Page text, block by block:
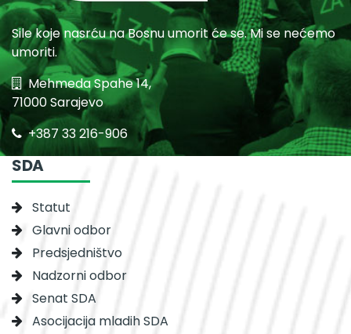
Sile koje nasrću na Bosnu umorit će se. Mi se nećemo
umoriti.
Mehmeda Spahe 14,
71000 Sarajevo
+387 33 216-906
SDA
Statut
Glavni odbor
Predsjedništvo
Nadzorni odbor
Senat SDA
Asocijacija mladih SDA